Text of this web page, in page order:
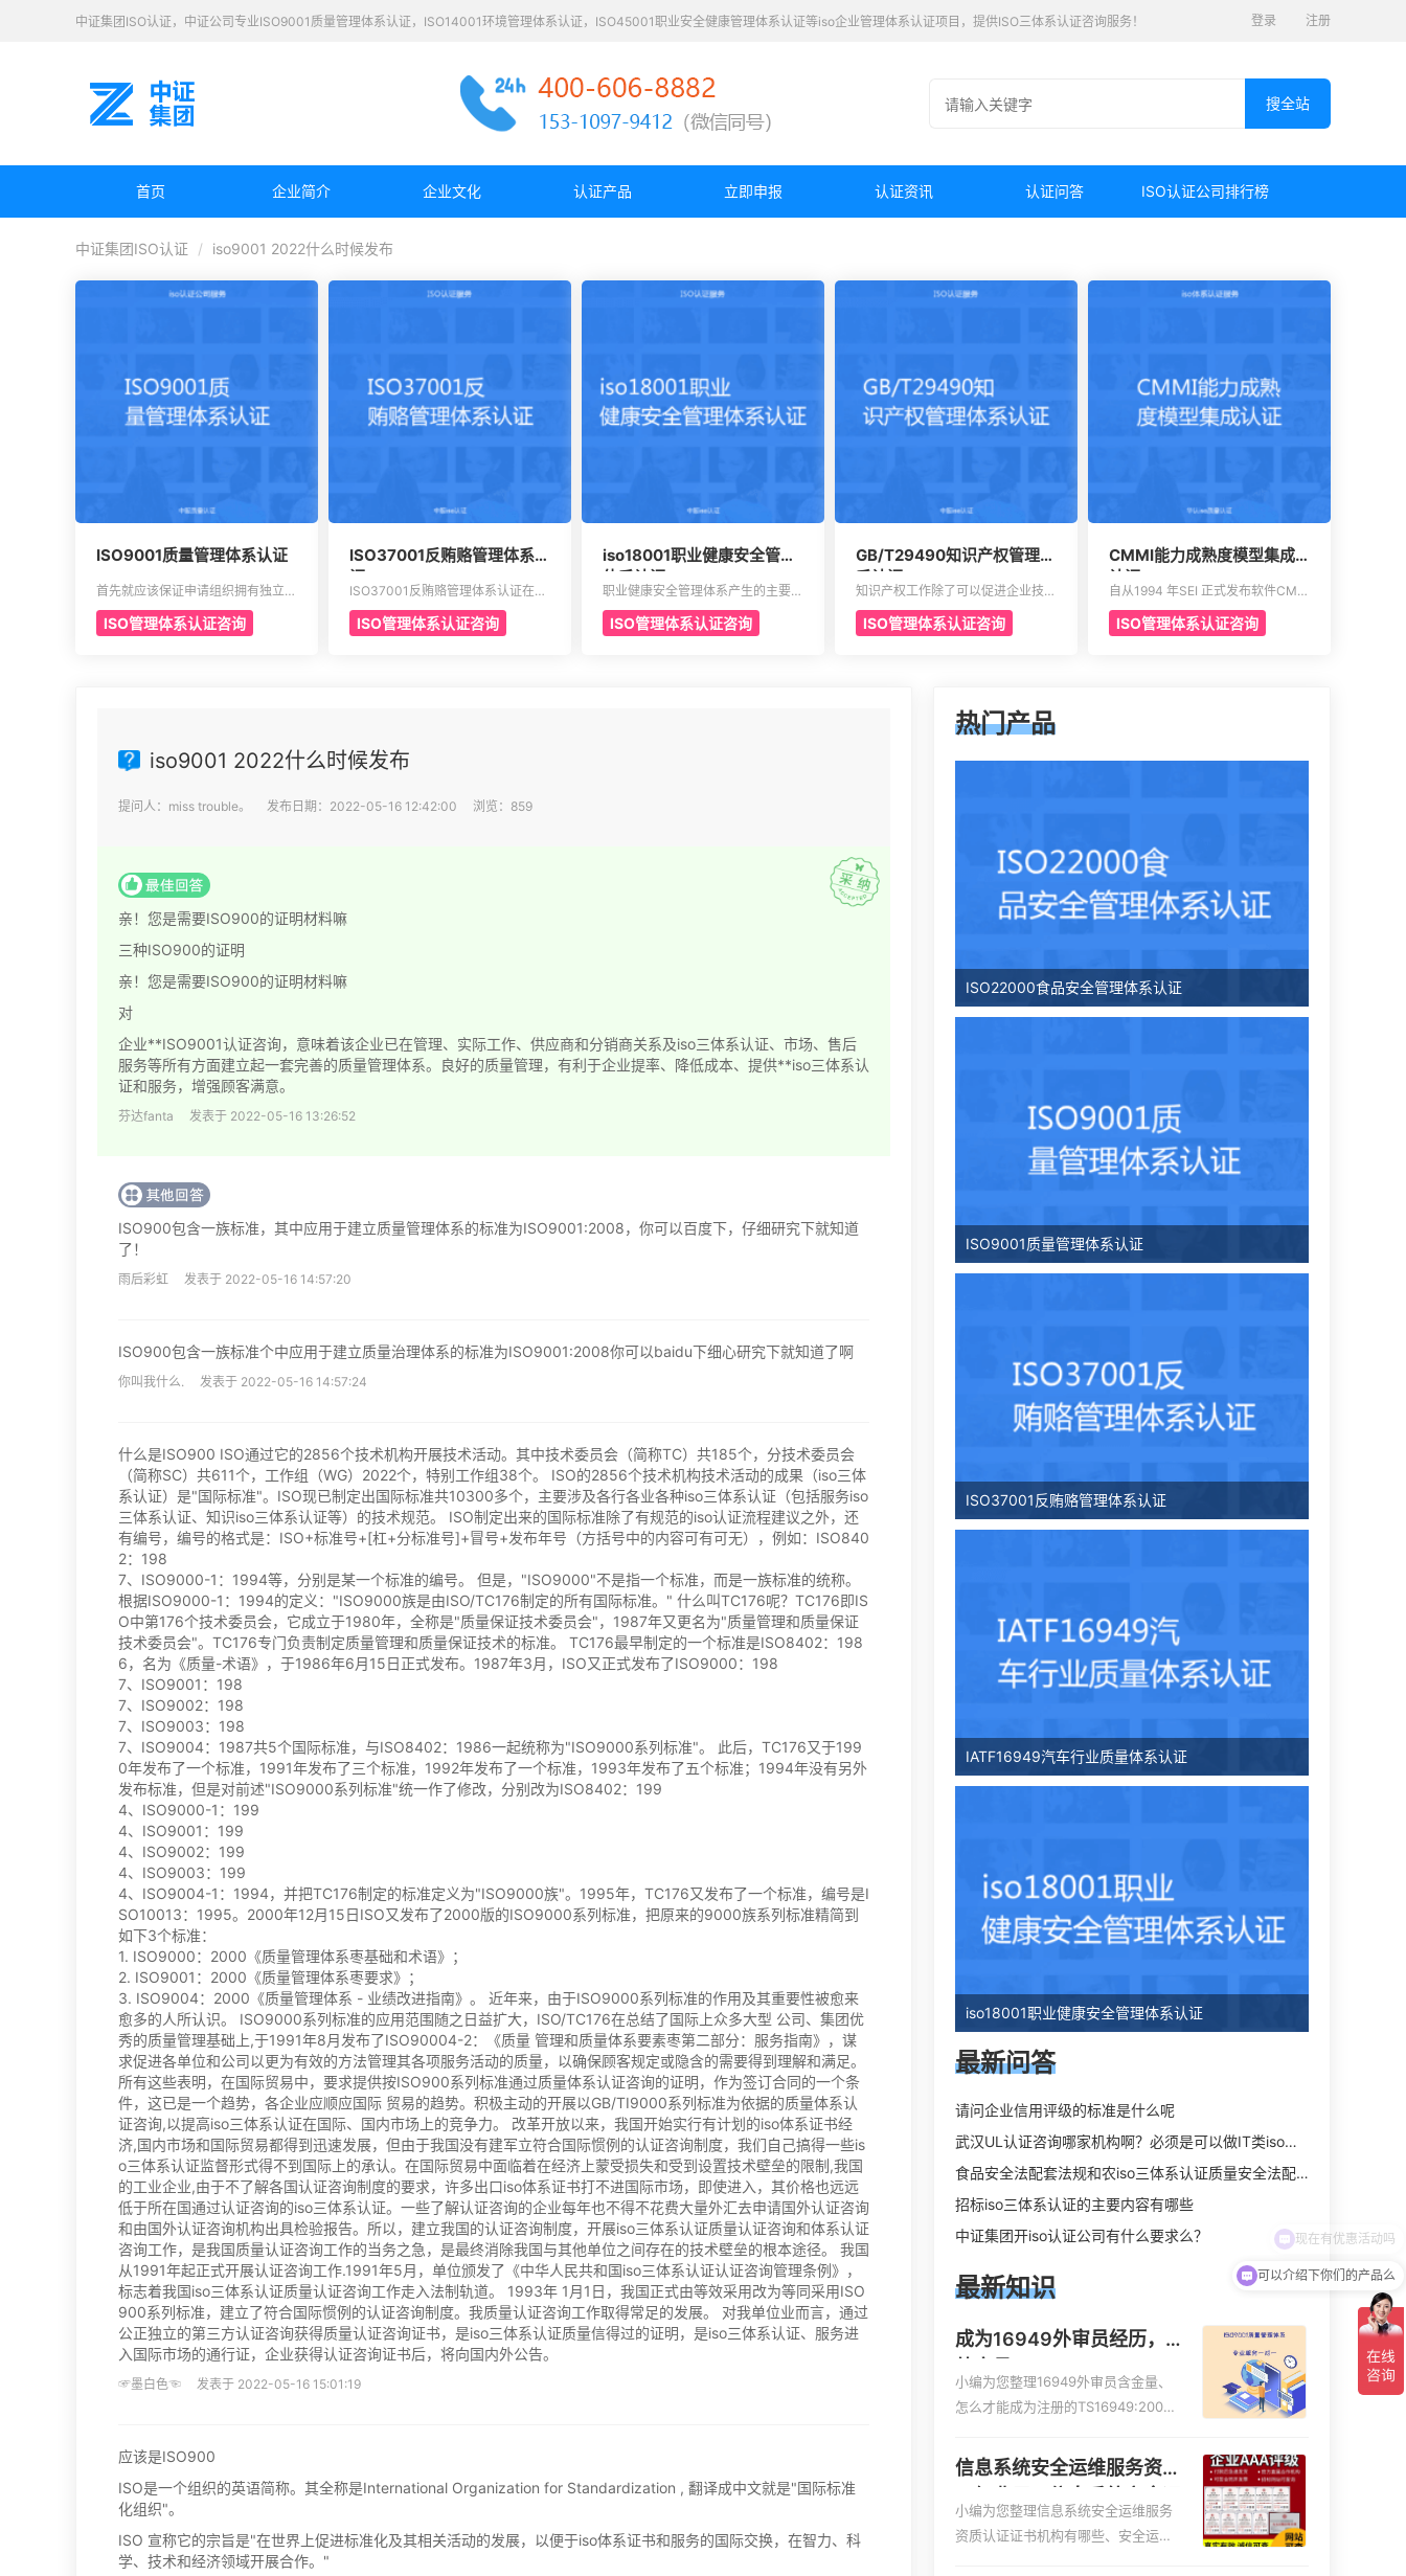
中证集团ISO认证，中证公司专业ISO9001质量管理体系认证，ISO14001环境管理体系认证，ISO45001职业安全健康管理体系认证等iso企业管理体系认证项目，提供ISO三体系认证咨询服务！ 登录 注册
首页 企业简介 企业文化 认证产品 立即申报 认证资讯 认证问答 ISO认证公司排行榜
中证集团ISO认证 iso9001 2022什么时候发布
ISO9001质量管理体系认证
首先就应该保证申请组织拥有独立的
证明文件，其中包含组织机构代码证
或者是已经年检的营业执照。另外还
ISO管理体系认证咨询
ISO37001反贿赂管理体系认
证
ISO37001反贿赂管理体系认证在发
布之后就已经得到众多人的认可，主
要是为了有效组织制定相对应的反贿
ISO管理体系认证咨询
iso18001职业健康安全管理
体系认证
职业健康安全管理体系产生的主要原
因是企业自身发展的要求。随着企业
规模扩大和生产集约化程度的提高，
ISO管理体系认证咨询
GB/T29490知识产权管理体
系认证
知识产权工作除了可以促进企业技术
创新，提升企业核心竞争力，改善企
业市场竞争地位外，一些中央部位和
件，及早通过贯标认证，将有利于企
业享受有关的国家政策，加快企业发
ISO管理体系认证咨询
CMMI能力成熟度模型集成
认证
自从1994 年SEI 正式发布软件CMM
以来，相继又开发出了系统工程、软
件采购、人力资源管理以及集成产品
ISO管理体系认证咨询
iso9001 2022什么时候发布
提问人：miss trouble。 发布日期：2022-05-16 12:42:00 浏览：859
亲！您是需要ISO900的证明材料嘛
三种ISO900的证明
亲！您是需要ISO900的证明材料嘛
对
企业**ISO9001认证咨询，意味着该企业已在管理、实际工作、供应商和分销商关系及iso三体系认证、市场、售后
服务等所有方面建立起一套完善的质量管理体系。良好的质量管理，有利于企业提率、降低成本、提供**iso三体系认
证和服务，增强顾客满意。
芬达fanta 发表于 2022-05-16 13:26:52
ISO900包含一族标准，其中应用于建立质量管理体系的标准为ISO9001:2008，你可以百度下，仔细研究下就知道
了！
雨后彩虹 发表于 2022-05-16 14:57:20
ISO900包含一族标准个中应用于建立质量治理体系的标准为ISO9001:2008你可以baidu下细心研究下就知道了啊
你叫我什么. 发表于 2022-05-16 14:57:24
什么是ISO900 ISO通过它的2856个技术机构开展技术活动。其中技术委员会（简称TC）共185个，分技术委员会
（简称SC）共611个，工作组（WG）2022个，特别工作组38个。 ISO的2856个技术机构技术活动的成果（iso三体
系认证）是"国际标准"。ISO现已制定出国际标准共10300多个，主要涉及各行各业各种iso三体系认证（包括服务iso
三体系认证、知识iso三体系认证等）的技术规范。 ISO制定出来的国际标准除了有规范的iso认证流程建议之外，还
有编号，编号的格式是：ISO+标准号+[杠+分标准号]+冒号+发布年号（方括号中的内容可有可无），例如：ISO840
2：198
7、ISO9000-1：1994等，分别是某一个标准的编号。 但是，"ISO9000"不是指一个标准，而是一族标准的统称。
根据ISO9000-1：1994的定义："ISO9000族是由ISO/TC176制定的所有国际标准。" 什么叫TC176呢？TC176即IS
O中第176个技术委员会，它成立于1980年，全称是"质量保证技术委员会"，1987年又更名为"质量管理和质量保证
技术委员会"。TC176专门负责制定质量管理和质量保证技术的标准。 TC176最早制定的一个标准是ISO8402：198
6，名为《质量-术语》，于1986年6月15日正式发布。1987年3月，ISO又正式发布了ISO9000：198
7、ISO9001：198
7、ISO9002：198
7、ISO9003：198
7、ISO9004：1987共5个国际标准，与ISO8402：1986一起统称为"ISO9000系列标准"。 此后，TC176又于199
0年发布了一个标准，1991年发布了三个标准，1992年发布了一个标准，1993年发布了五个标准；1994年没有另外
发布标准，但是对前述"ISO9000系列标准"统一作了修改，分别改为ISO8402：199
4、ISO9000-1：199
4、ISO9001：199
4、ISO9002：199
4、ISO9003：199
4、ISO9004-1：1994，并把TC176制定的标准定义为"ISO9000族"。1995年，TC176又发布了一个标准，编号是I
SO10013：1995。2000年12月15日ISO又发布了2000版的ISO9000系列标准，把原来的9000族系列标准精简到
如下3个标准：
1. ISO9000：2000《质量管理体系枣基础和术语》；
2. ISO9001：2000《质量管理体系枣要求》；
3. ISO9004：2000《质量管理体系 - 业绩改进指南》。 近年来，由于ISO9000系列标准的作用及其重要性被愈来
愈多的人所认识。 ISO9000系列标准的应用范围随之日益扩大，ISO/TC176在总结了国际上众多大型 公司、集团优
秀的质量管理基础上,于1991年8月发布了ISO90004-2：《质量 管理和质量体系要素枣第二部分：服务指南》，谋
求促进各单位和公司以更为有效的方法管理其各项服务活动的质量，以确保顾客规定或隐含的需要得到理解和满足。
所有这些表明，在国际贸易中，要求提供按ISO900系列标准通过质量体系认证咨询的证明，作为签订合同的一个条
件，这已是一个趋势，各企业应顺应国际 贸易的趋势。积极主动的开展以GB/TI9000系列标准为依据的质量体系认
证咨询,以提高iso三体系认证在国际、国内市场上的竞争力。 改革开放以来，我国开始实行有计划的iso体系证书经
济,国内市场和国际贸易都得到迅速发展，但由于我国没有建军立符合国际惯例的认证咨询制度，我们自己搞得一些is
o三体系认证监督形式得不到国际上的承认。在国际贸易中面临着在经济上蒙受损失和受到设置技术壁垒的限制,我国
的工业企业,由于不了解各国认证咨询制度的要求，许多出口iso体系证书打不进国际市场，即使进入，其价格也远远
低于所在国通过认证咨询的iso三体系认证。一些了解认证咨询的企业每年也不得不花费大量外汇去申请国外认证咨询
和由国外认证咨询机构出具检验报告。所以，建立我国的认证咨询制度，开展iso三体系认证质量认证咨询和体系认证
咨询工作，是我国质量认证咨询工作的当务之急，是最终消除我国与其他单位之间存在的技术壁垒的根本途径。 我国
从1991年起正式开展认证咨询工作.1991年5月，单位颁发了《中华人民共和国iso三体系认证认证咨询管理条例》，
标志着我国iso三体系认证质量认证咨询工作走入法制轨道。 1993年 1月1日，我国正式由等效采用改为等同采用ISO
900系列标准，建立了符合国际惯例的认证咨询制度。我质量认证咨询工作取得常足的发展。 对我单位业而言，通过
公正独立的第三方认证咨询获得质量认证咨询证书，是iso三体系认证质量信得过的证明，是iso三体系认证、服务进
入国际市场的通行证，企业获得认证咨询证书后，将向国内外公告。
☞墨白色☜ 发表于 2022-05-16 15:01:19
应该是ISO900
ISO是一个组织的英语简称。其全称是International Organization for Standardization , 翻译成中文就是"国际标准
化组织"。
ISO 宣称它的宗旨是"在世界上促进标准化及其相关活动的发展，以便于iso体系证书和服务的国际交换，在智力、科
学、技术和经济领域开展合作。"
热门产品
ISO22000食品安全管理体系认证
ISO9001质量管理体系认证
ISO37001反贿赂管理体系认证
IATF16949汽车行业质量体系认证
iso18001职业健康安全管理体系认证
最新问答
请问企业信用评级的标准是什么呢
武汉UL认证咨询哪家机构啊？必须是可以做IT类iso三体系认证UL认证的机构？
食品安全法配套法规和农iso三体系认证质量安全法配套法规分别是什么？
招标iso三体系认证的主要内容有哪些
中证集团开iso认证公司有什么要求么？
最新知识
成为16949外审员经历，
小编为您整理16949外审员含金量、
怎么才能成为注册的TS16949:2009
过不了解具体情况、iso9000外审
员、SA8000外审员培训相关iso体系
认证知识，详情可查看下方正文！
信息系统安全运维服务资质
维服务资质二级
小编为您整理信息系统安全运维服务
资质认证证书机构有哪些、安全运维
可以介绍下你们的产品么